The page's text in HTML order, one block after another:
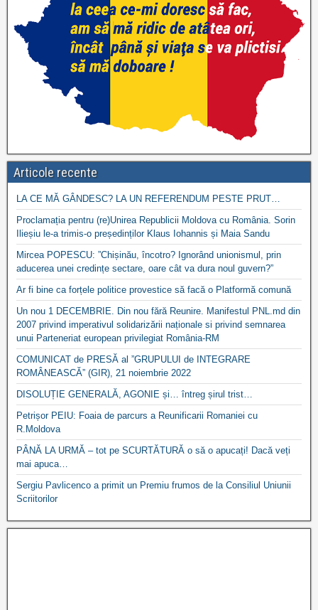
Articole recente
LA CE MĂ GÂNDESC? LA UN REFERENDUM PESTE PRUT…
Proclamația pentru (re)Unirea Republicii Moldova cu România. Sorin
Ilieșiu le-a trimis-o președinților Klaus Iohannis și Maia Sandu
Mircea POPESCU: ”Chișinău, încotro? Ignorând unionismul, prin
aducerea unei credințe sectare, oare cât va dura noul guvern?”
Ar fi bine ca forțele politice provestice să facă o Platformă comună
Un nou 1 DECEMBRIE. Din nou fără Reunire. Manifestul PNL.md din
2007 privind imperativul solidarizării naționale si privind semnarea
unui Parteneriat european privilegiat România-RM
COMUNICAT de PRESĂ al ”GRUPULUI de INTEGRARE
ROMÂNEASCĂ” (GIR), 21 noiembrie 2022
DISOLUȚIE GENERALĂ, AGONIE și… întreg șirul trist…
Petrișor PEIU: Foaia de parcurs a Reunificarii Romaniei cu
R.Moldova
PÂNĂ LA URMĂ – tot pe SCURTĂTURĂ o să o apucați! Dacă veți
mai apuca…
Sergiu Pavlicenco a primit un Premiu frumos de la Consiliul Uniunii
Scriitorilor